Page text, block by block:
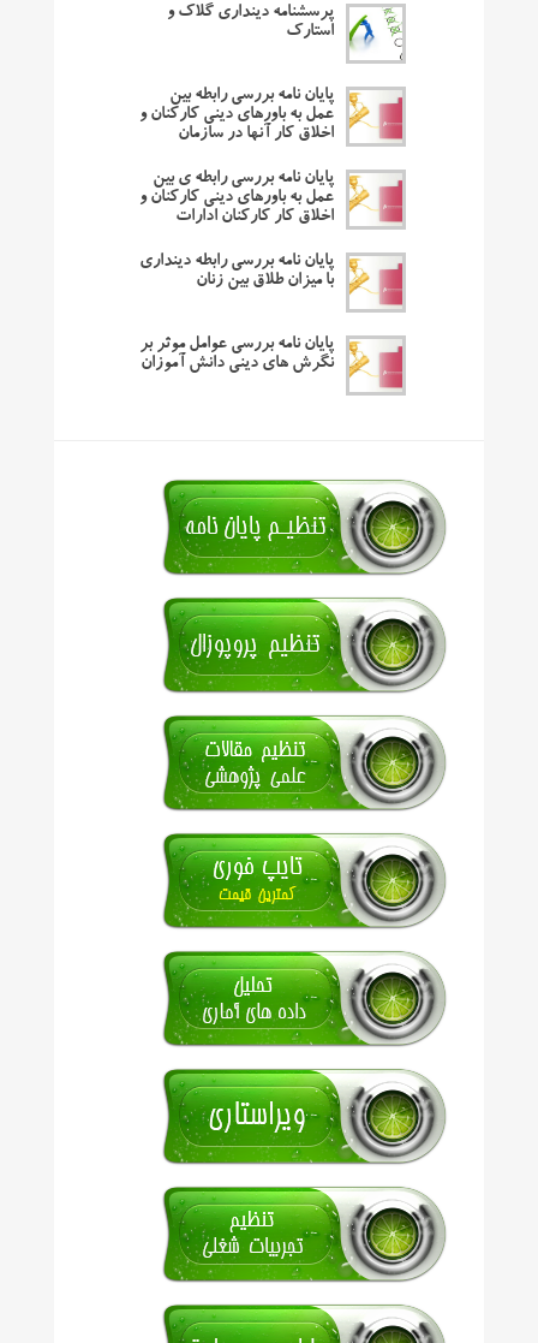
پرسشنامه دینداری گلاک و
استارک
پایان نامه بررسی رابطه بین
عمل به باورهای دینی کارکنان و
اخلاق کار آنها در سازمان
پایان نامه بررسی رابطه ی بین
عمل به باورهای دینی کارکنان و
اخلاق کار کارکنان ادارات
پایان نامه بررسی رابطه دینداری
با میزان طلاق بین زنان
پایان نامه بررسی عوامل موثر بر
نگرش های دینی دانش آموزان